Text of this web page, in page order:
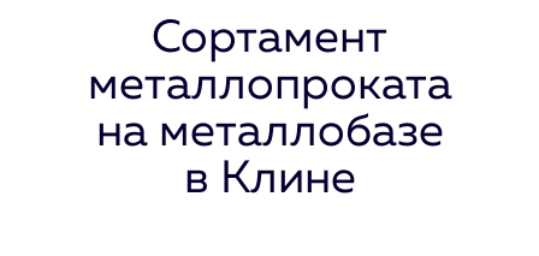
Сортамент
металлопроката
на металлобазе
в Клине